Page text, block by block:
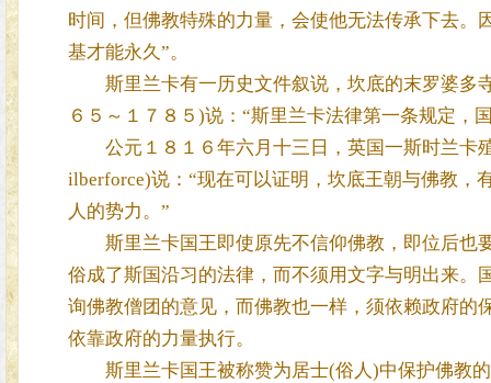
时间，但佛教特殊的力量，会使他无法传承下去
基才能永久”。
斯里兰卡有一历史文件叙说，坎底的末罗婆多
６５～１７８５)说：“斯里兰卡法律第一条规定，
公元１８１６年六月十三日，英国一斯时兰卡
ilberforce)说：“现在可以证明，坎底王朝与佛教，
人的势力。”
斯里兰卡国王即使原先不信仰佛教，即位后也
俗成了斯国沿习的法律，而不须用文字与明出来。
询佛教僧团的意见，而佛教也一样，须依赖政府的
依靠政府的力量执行。
斯里兰卡国王被称赞为居士(俗人)中保护佛教的